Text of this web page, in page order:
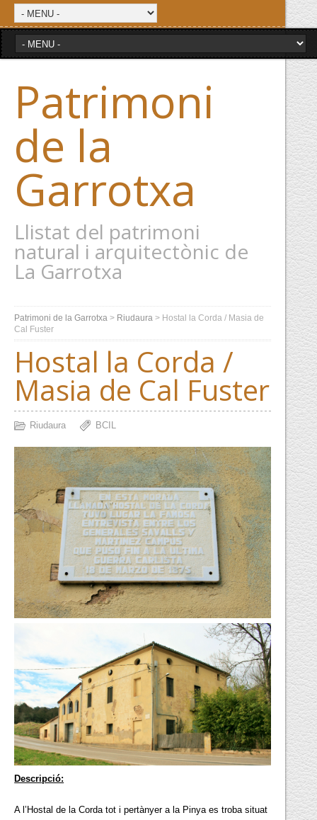
Patrimoni
de la
Garrotxa
Llistat del patrimoni
natural i arquitectònic de
La Garrotxa
Patrimoni de la Garrotxa > Riudaura > Hostal la Corda / Masia de
Cal Fuster
Hostal la Corda /
Masia de Cal Fuster
Riudaura BCIL
Descripció:
A l’Hostal de la Corda tot i pertànyer a la Pinya es troba situat